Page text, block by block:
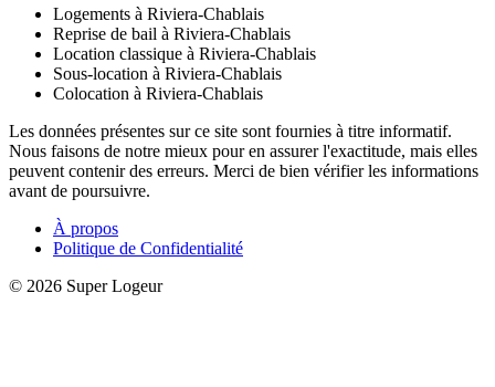
Logements à Riviera-Chablais
Reprise de bail à Riviera-Chablais
Location classique à Riviera-Chablais
Sous-location à Riviera-Chablais
Colocation à Riviera-Chablais
Les données présentes sur ce site sont fournies à titre informatif.
Nous faisons de notre mieux pour en assurer l'exactitude, mais elles
peuvent contenir des erreurs. Merci de bien vérifier les informations
avant de poursuivre.
À propos
Politique de Confidentialité
© 2026 Super Logeur